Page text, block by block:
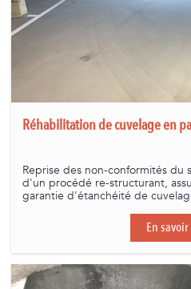
Réhabilitation de cuvelage en
Reprise des non-conformités du
d'un procédé re-structurant,
garantie d'étanchéité de
En